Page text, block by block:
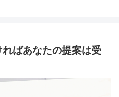
ばあなたの提案は受